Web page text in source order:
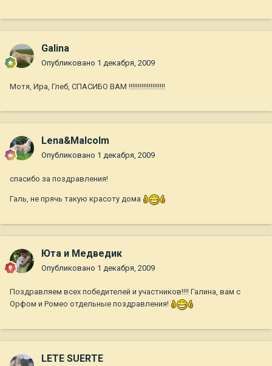
Galina
Опубликовано 1 декабря, 2009
Мотя, Ира, Глеб, СПАСИБО ВАМ !!!!!!!!!!!!!!!!!!!!
Lena&Malcolm
Опубликовано 1 декабря, 2009
спасибо за поздравления!
Галь, не прячь такую красоту дома
Юта и Медведик
Опубликовано 1 декабря, 2009
Поздравляем всех победителей и участников!!!! Галина, вам с
Орфом и Ромео отдельные поздравления!
LETE SUERTE